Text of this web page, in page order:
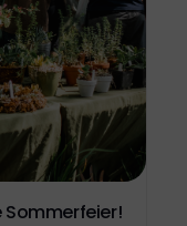
Sommerfeier!